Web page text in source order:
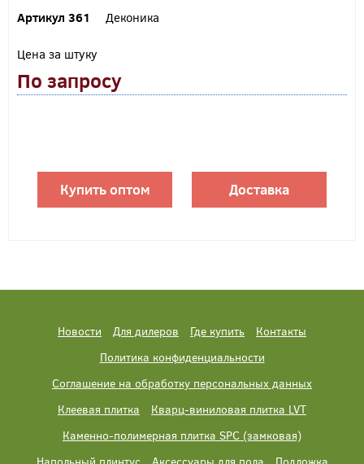
Артикул 361 Деконика
Цена за штуку
По запросу
Купить оптом Доставка
Новости Для дилеров Где купить
Контакты
Политика конфиденциальности
Соглашение на обработку персональных данных
Клеевая плитка
Кварц-виниловая плитка LVT
Каменно-полимерная плитка SPC (замковая)